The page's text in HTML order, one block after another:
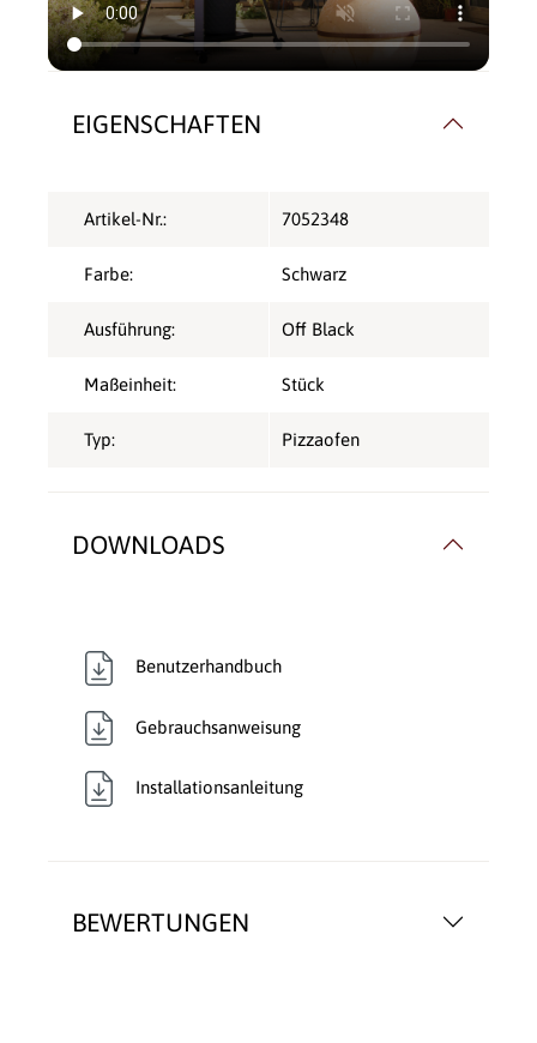
BEWERTUNGEN
EIGENSCHAFTEN
Artikel-Nr.: 7052348
Farbe: Schwarz
Ausführung: Off Black
Maßeinheit: Stück
Typ: Pizzaofen
DOWNLOADS
Benutzerhandbuch
Gebrauchsanweisung
Installationsanleitung